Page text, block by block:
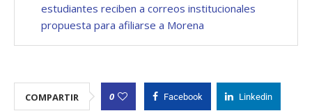
estudiantes reciben a correos institucionales
propuesta para afiliarse a Morena
COMPARTIR 0 Facebook Linkedin